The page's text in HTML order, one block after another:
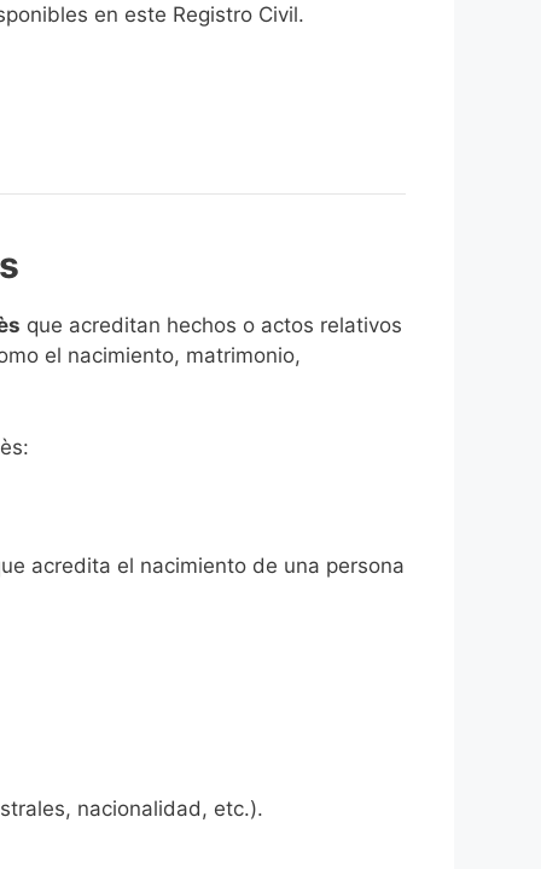
en este Registro Civil.​
que acreditan hechos o actos relativos
el nacimiento, matrimonio,
acredita el nacimiento de una persona
nacionalidad, etc.).